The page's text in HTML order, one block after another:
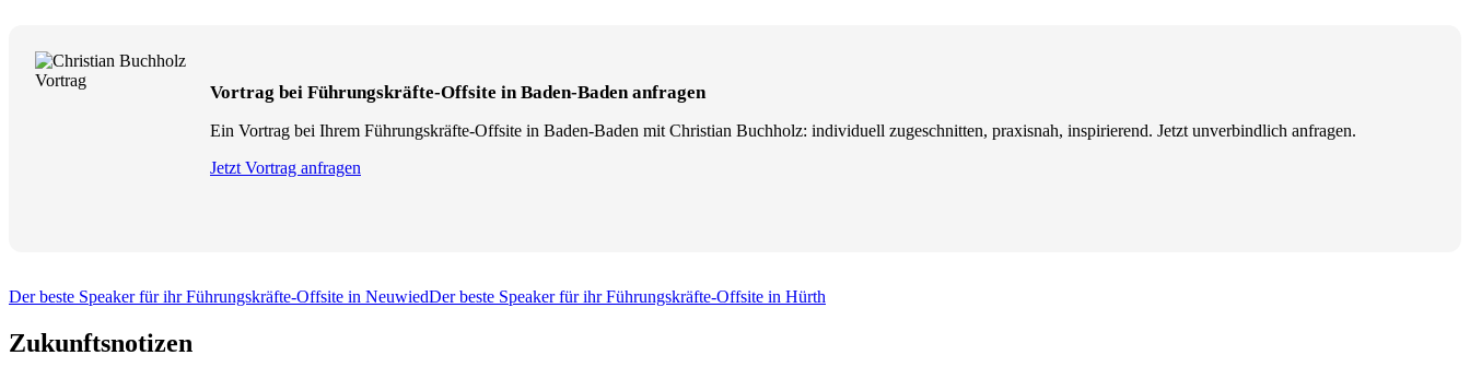
Vortrag bei Führungskräfte-Offsite in Baden-Baden anfragen
Ein Vortrag bei Ihrem Führungskräfte-Offsite in Baden-Baden mit Christian Buchholz: individuell zugeschnitten, praxisnah, inspirierend. Jetzt unverbindlich anfragen.
Jetzt Vortrag anfragen
Der beste Speaker für ihr Führungskräfte-Offsite in NeuwiedDer beste Speaker für ihr Führungskräfte-Offsite in Hürth
Zukunftsnotizen